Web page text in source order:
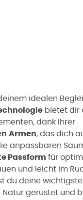
idealen
bietet dir
dank ihrer
Armen, das dich
anpassbaren
Passform für
und leicht im
du deine
gerüstet und